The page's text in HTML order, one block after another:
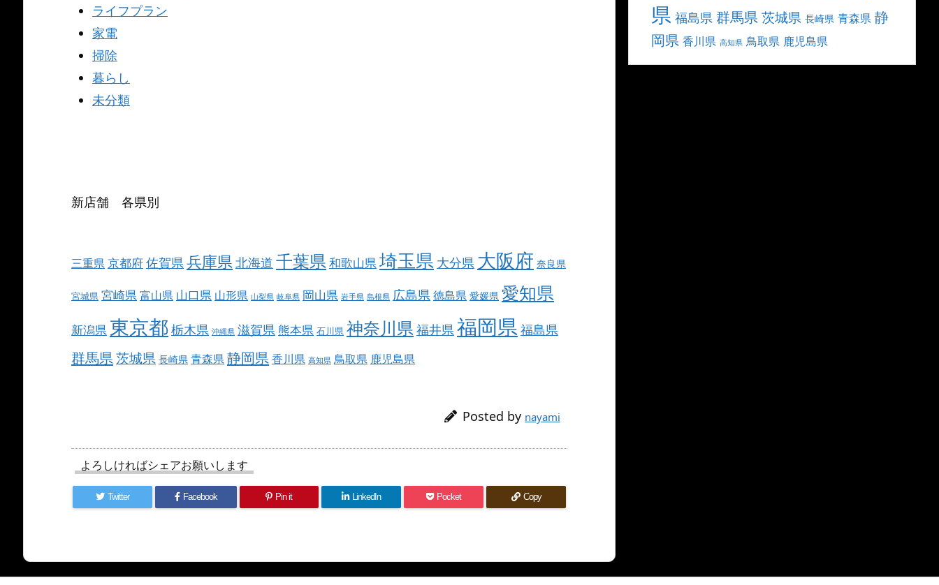
ライフプラン
家電
掃除
暮らし
未分類
新店舗 各県別
三重県京都府佐賀県 兵庫県北海道 千葉県 和歌山県 埼玉県 大分県 大阪府 奈良県
宮城県 宮崎県 富山県 山口県 山形県 山梨県 岐阜県 岡山県 岩手県 島根県 広島県 徳島県 愛媛県 愛知県
新潟県 東京都 栃木県 沖縄県 滋賀県 熊本県 石川県 神奈川県 福井県 福岡県福島県
群馬県茨城県 長崎県 青森県静岡県 香川県 高知県 鳥取県 鹿児島県
Posted by nayami
よろしければシェアお願いします
Twitter Facebook Pin it LinkedIn Pocket Copy
県 福島県 群馬県茨城県 長崎県 青森県 静
岡県 香川県 高知県 鳥取県 鹿児島県